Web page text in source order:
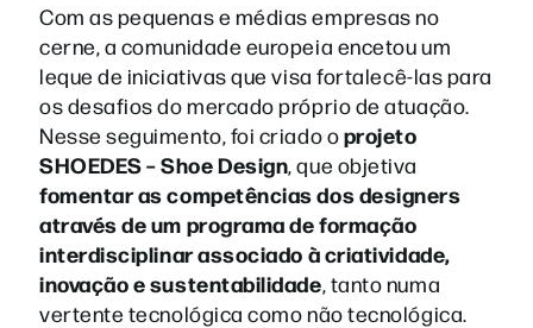
Com as pequenas e médias empresas no
cerne, a comunidade europeia encetou um
leque de iniciativas que visa fortalecê-las para
os desafios do mercado próprio de atuação.
Nesse seguimento, foi criado oprojeto
SHOEDES – Shoe Design, que objetiva
fomentar as competências dos designers
através de um programa de formação
interdisciplinar associado à criatividade,
inovação e sustentabilidade, tanto numa
vertente tecnológica como não tecnológica.